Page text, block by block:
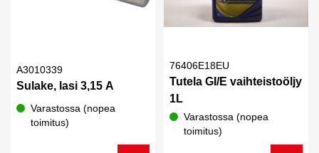
A3010339
Sulake, lasi 3,15 A
Varastossa (nopea
toimitus)
76406E18EU
Tutela GI/E vaihteistoöljy
1L
Varastossa (nopea
toimitus)